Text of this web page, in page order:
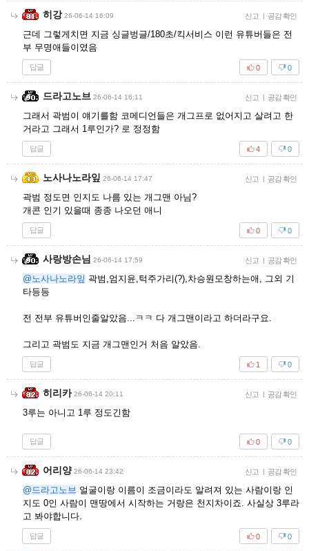
히강 26-06-14 16:09 신고 | 공감 확인
근데 그렇게치면 지금 싱글벙글/180초/킥서비스 이런 유튜버들은 전
부 무명애들이였음
답글 0
0
드라고노브 26-06-14 16:11 신고 | 공감 확인
그래서 곽범이 얘기를함 코메디언들은 개그프로 없어지고 살려고 한
거라고 그래서 1루인가? 로 정정함
답글 0
4
노사나노라잎 26-06-14 17:47 신고 | 공감 확인
곽범 정도면 인지도 나름 있는 개그맨 아님?
개콘 인기 있을때 종종 나오던 애니
답글 0
0
사랑방손님 26-06-14 17:59 신고 | 공감 확인
@노사나노라잎 곽범,엄지윤,턱주가리(?),차승원모창하는애, 그외 기
타등등
전 전부 유튜버인줄알았음...ㅋㅋ 다 개그맨이라고 하더라구요.
그리고 곽범도 지금 개그맨인거 처음 알았음.
답글 0
1
히리카 26-06-14 20:11 신고 | 공감 확인
3루는 아니고 1루 정도긴함
답글 0
0
어리양 26-06-14 23:42 신고 | 공감 확인
@드라고노브 얼굴이랑 이름이 조금이라도 알려져 있는 사람이랑 인
지도 0인 사람이 맨땅에서 시작하는 거랑은 천지차이죠. 사실상 3루라
고 봐야합니다.
답글 0
0